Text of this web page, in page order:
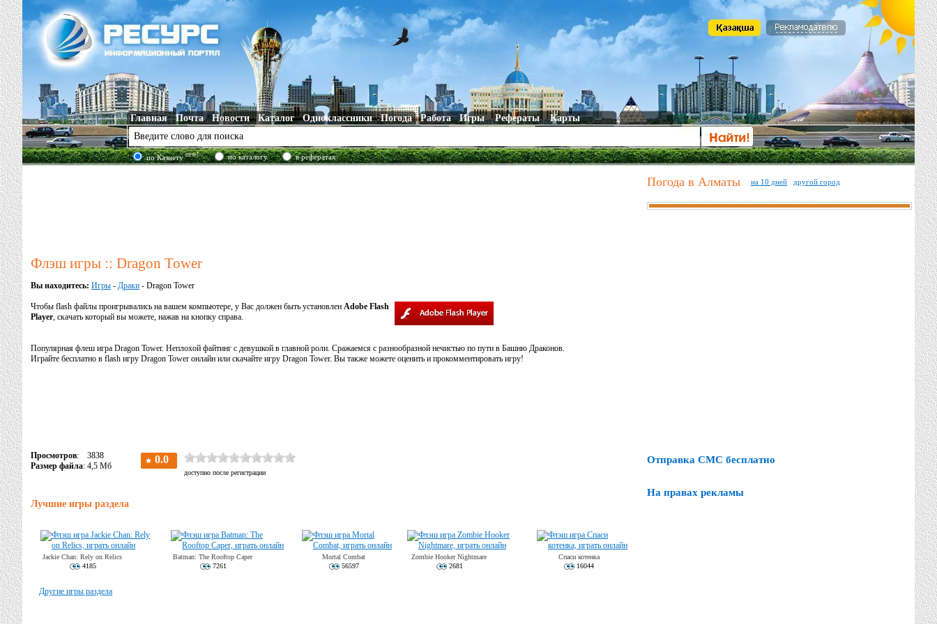
Главная Почта Новости Каталог Одноклассники Погода Работа Игры Рефераты Карты
по Казнетуnew! по каталогу в рефератах
Флэш игры :: Dragon Tower
Вы находитесь: Игры - Драки - Dragon Tower
Чтобы flash файлы проигрывались на вашем компьютере, у Вас должен быть установлен Adobe Flash
Player, скачать который вы можете, нажав на кнопку справа.
Популярная флеш игра Dragon Tower. Неплохой файтинг с девушкой в главной роли. Сражаемся с разнообразной нечистью по пути в Башню Драконов.
Играйте бесплатно в flash игру Dragon Tower онлайн или скачайте игру Dragon Tower. Вы также можете оценить и прокомментировать игру!
Просмотров: 3838
Размер файла: 4,5 Мб
Лучшие игры раздела
Jackie Chan: Rely on Relics
4185
Batman: The Rooftop Caper
7261
Mortal Combat
56597
Zombie Hooker Nightmare
2681
Спаси котенка
16044
Другие игры раздела
Погода в Алматы на 10 дней другой город
Отправка СМС бесплатно
На правах рекламы